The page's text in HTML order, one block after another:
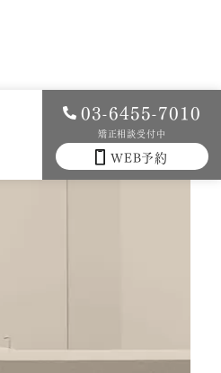
03-6455-7010
矯正相談受付中
WEB予約